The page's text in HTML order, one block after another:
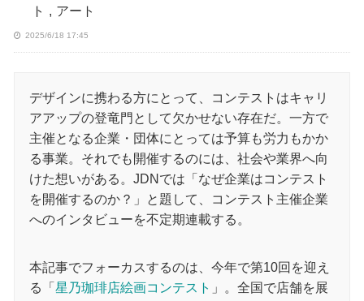
ト , アート
2025/6/18 17:45
デザインに携わる方にとって、コンテストはキャリ
アアップの登竜門として欠かせない存在だ。一方で
主催となる企業・団体にとっては予算も労力もかか
る事業。それでも開催するのには、社会や業界へ向
けた想いがある。JDNでは「なぜ企業はコンテスト
を開催するのか？」と題して、コンテスト主催企業
へのインタビューを不定期連載する。
本記事でフォーカスするのは、今年で第10回を迎え
る「 星乃珈琲店絵画コンテスト 」。全国で店舗を展